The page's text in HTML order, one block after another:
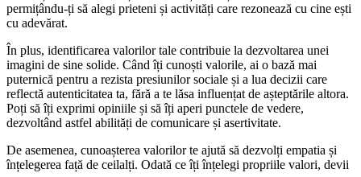
permițându-ți să alegi prieteni și activități care rezonează cu cine ești
cu adevărat.
În plus, identificarea valorilor tale contribuie la dezvoltarea unei
imagini de sine solide. Când îți cunoști valorile, ai o bază mai
puternică pentru a rezista presiunilor sociale și a lua decizii care
reflectă autenticitatea ta, fără a te lăsa influențat de așteptările altora.
Poți să îți exprimi opiniile și să îți aperi punctele de vedere,
dezvoltând astfel abilități de comunicare și asertivitate.
De asemenea, cunoașterea valorilor te ajută să dezvolți empatia și
înțelegerea față de ceilalți. Odată ce îți înțelegi propriile valori, devii